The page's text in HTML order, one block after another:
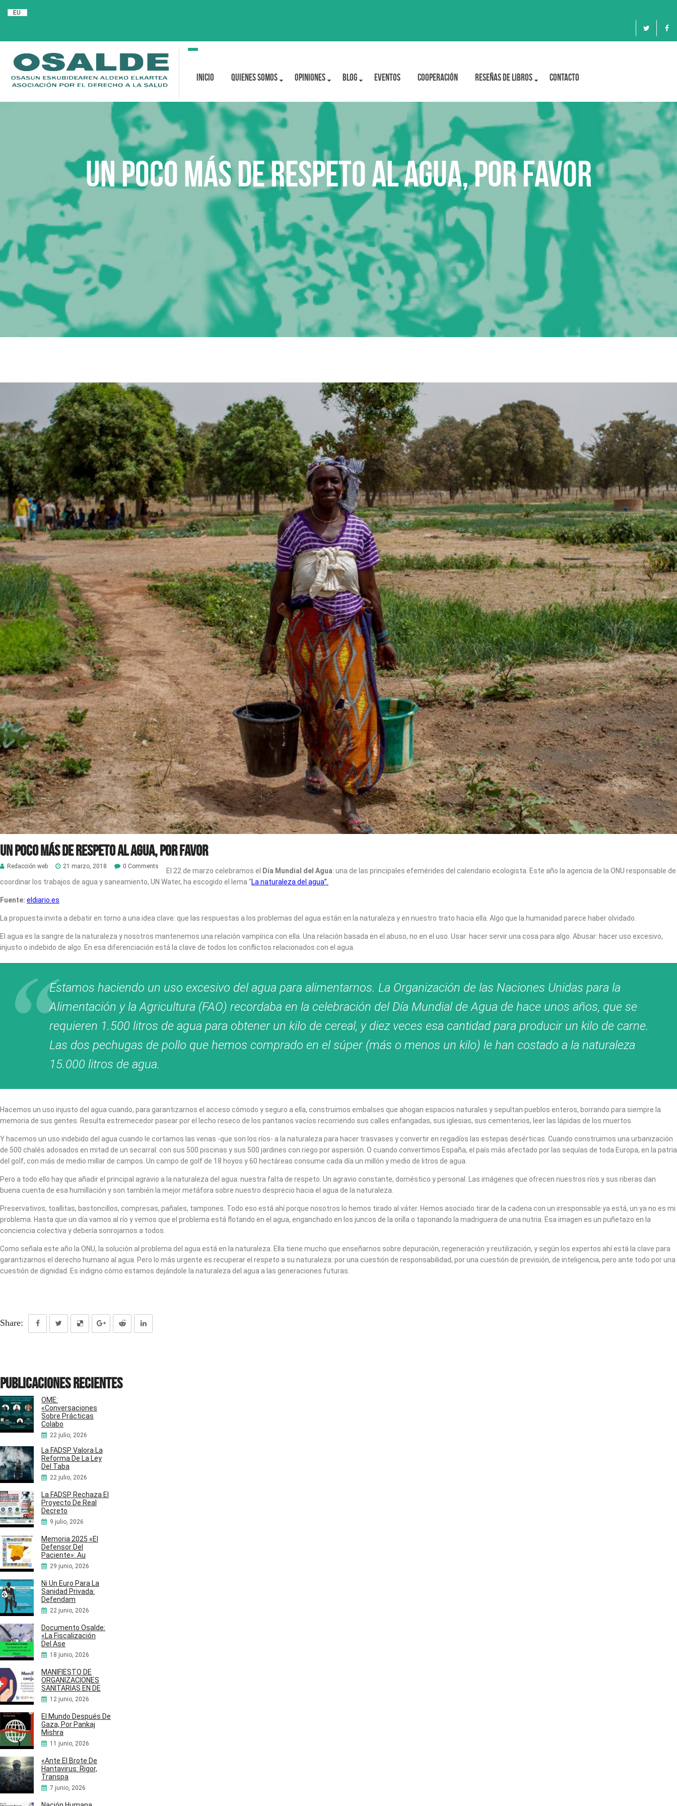
EU
Toggle
Inicio Quienes Somos OPINIONES BLOG Eventos Cooperación Reseñas de libros Contacto
Un poco más de respeto al agua, por favor
Un poco más de respeto al agua, por favor
Redacción web 21 marzo, 2018 0 Comments
El 22 de marzo celebramos el Día Mundial del Agua: una de las principales efemérides del calendario ecologista. Este año la agencia de la ONU responsable de
coordinar los trabajos de agua y saneamiento, UN Water, ha escogido el lema “La naturaleza del agua”.
Fuente: eldiario.es
La propuesta invita a debatir en torno a una idea clave: que las respuestas a los problemas del agua están en la naturaleza y en nuestro trato hacia ella. Algo que la humanidad parece haber olvidado.
El agua es la sangre de la naturaleza y nosotros mantenemos una relación vampírica con ella. Una relación basada en el abuso, no en el uso. Usar: hacer servir una cosa para algo. Abusar: hacer uso excesivo,
injusto o indebido de algo. En esa diferenciación está la clave de todos los conflictos relacionados con el agua.
Estamos haciendo un uso excesivo del agua para alimentarnos. La Organización de las Naciones Unidas para la
Alimentación y la Agricultura (FAO) recordaba en la celebración del Día Mundial de Agua de hace unos años, que se
requieren 1.500 litros de agua para obtener un kilo de cereal, y diez veces esa cantidad para producir un kilo de carne.
Las dos pechugas de pollo que hemos comprado en el súper (más o menos un kilo) le han costado a la naturaleza
15.000 litros de agua.
Hacemos un uso injusto del agua cuando, para garantizarnos el acceso cómodo y seguro a ella, construimos embalses que ahogan espacios naturales y sepultan pueblos enteros, borrando para siempre la
memoria de sus gentes. Resulta estremecedor pasear por el lecho reseco de los pantanos vacíos recorriendo sus calles enfangadas, sus iglesias, sus cementerios, leer las lápidas de los muertos.
Y hacemos un uso indebido del agua cuando le cortamos las venas -que son los ríos- a la naturaleza para hacer trasvases y convertir en regadíos las estepas desérticas. Cuando construimos una urbanización
de 500 chalés adosados en mitad de un secarral: con sus 500 piscinas y sus 500 jardines con riego por aspersión. O cuando convertimos España, el país más afectado por las sequías de toda Europa, en la patria
del golf, con más de medio millar de campos. Un campo de golf de 18 hoyos y 60 hectáreas consume cada día un millón y medio de litros de agua.
Pero a todo ello hay que añadir el principal agravio a la naturaleza del agua: nuestra falta de respeto. Un agravio constante, doméstico y personal. Las imágenes que ofrecen nuestros ríos y sus riberas dan
buena cuenta de esa humillación y son también la mejor metáfora sobre nuestro desprecio hacia el agua de la naturaleza.
Preservativos, toallitas, bastoncillos, compresas, pañales, tampones. Todo eso está ahí porque nosotros lo hemos tirado al váter. Hemos asociado tirar de la cadena con un irresponsable ya está, un ya no es mi
problema. Hasta que un día vamos al río y vemos que el problema está flotando en el agua, enganchado en los juncos de la orilla o taponando la madriguera de una nutria. Esa imagen es un puñetazo en la
conciencia colectiva y debería sonrojarnos a todos.
Como señala este año la ONU, la solución al problema del agua está en la naturaleza. Ella tiene mucho que enseñarnos sobre depuración, regeneración y reutilización, y según los expertos ahí está la clave para
garantizarnos el derecho humano al agua. Pero lo más urgente es recuperar el respeto a su naturaleza: por una cuestión de responsabilidad, por una cuestión de previsión, de inteligencia, pero ante todo por una
cuestión de dignidad. Es indigno cómo estamos dejándole la naturaleza del agua a las generaciones futuras.
Share:
Publicaciones recientes
OME:
«Conversaciones
Sobre Prácticas
Colabo
22 julio, 2026
La FADSP Valora La
Reforma De La Ley
Del Taba
22 julio, 2026
La FADSP Rechaza El
Proyecto De Real
Decreto
9 julio, 2026
Memoria 2025 «El
Defensor Del
Paciente»: Au
29 junio, 2026
Ni Un Euro Para La
Sanidad Privada:
Defendam
22 junio, 2026
Documento Osalde:
«La Fiscalización
Del Ase
18 junio, 2026
MANIFIESTO DE
ORGANIZACIONES
SANITARIAS EN DE
12 junio, 2026
El Mundo Después De
Gaza, Por Pankaj
Mishra
11 junio, 2026
«Ante El Brote De
Hantavirus: Rigor,
Transpa
7 junio, 2026